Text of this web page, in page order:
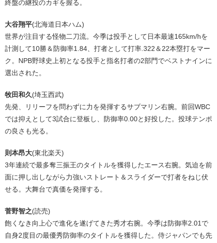
終盤の継投のカギを握る。
大谷翔平(北海道日本ハム)
世界が注目する怪物二刀流。今季は投手として日本最速165km/hを
計測して10勝＆防御率1.84、打者として打率.322＆22本塁打をマー
ク。NPB野球史上初となる投手と指名打者の2部門でベストナインに
選出された。
牧田和久(埼玉西武)
先発、リリーフを問わずに力を発揮するサブマリン右腕。前回WBC
では抑えとして3試合に登板し、防御率0.00と好投した。投球テンポ
の良さも光る。
則本昂大(東北楽天)
3年連続で最多奪三振王のタイトルを獲得したエース右腕。気迫を前
面に押し出しながら力強いストレート＆スライダーで打者をねじ伏
せる。大舞台で真価を発揮する。
菅野智之(読売)
飽くなき向上心で進化を遂げてきた秀才右腕。今季は防御率2.01で
自身2度目の最優秀防御率のタイトルを獲得した。侍ジャパンでも先